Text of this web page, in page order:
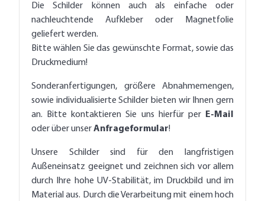
Die Schilder können auch als einfache oder
nachleuchtende Aufkleber oder Magnetfolie
geliefert werden.
Bitte wählen Sie das gewünschte Format, sowie das
Druckmedium!
Sonderanfertigungen, größere Abnahmemengen,
sowie individualisierte Schilder bieten wir Ihnen gern
an. Bitte kontaktieren Sie uns hierfür per
E-Mail
oder über unserAnfrageformular!
Unsere Schilder sind für den langfristigen
Außeneinsatz geeignet und zeichnen sich vor allem
durch Ihre hohe UV-Stabilität, im Druckbild und im
Material aus. Durch die Verarbeitung mit einem hoch